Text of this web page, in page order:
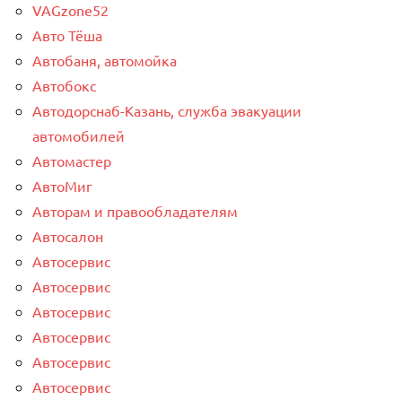
VAGzone52
Авто Тёша
Автобаня, автомойка
Автобокс
Автодорснаб-Казань, служба эвакуации
автомобилей
Автомастер
АвтоМиг
Авторам и правообладателям
Автосалон
Автосервис
Автосервис
Автосервис
Автосервис
Автосервис
Автосервис